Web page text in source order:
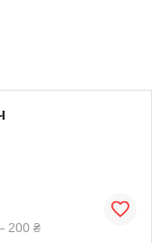
200 ₴